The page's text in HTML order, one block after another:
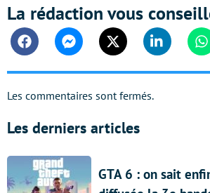
La rédaction vous
FacebookMessengerTwitter Linkedin
Les commentaires sont fermés.
Les derniers articles
GTA 6 : on sait